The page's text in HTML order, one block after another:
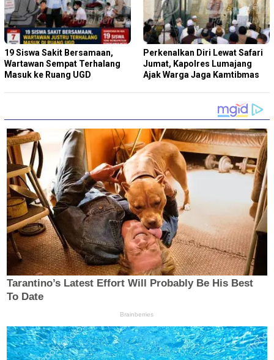
19 Siswa Sakit Bersamaan,
Wartawan Sempat Terhalang
Masuk ke Ruang UGD
Perkenalkan Diri Lewat Safari
Jumat, Kapolres Lumajang
Ajak Warga Jaga Kamtibmas